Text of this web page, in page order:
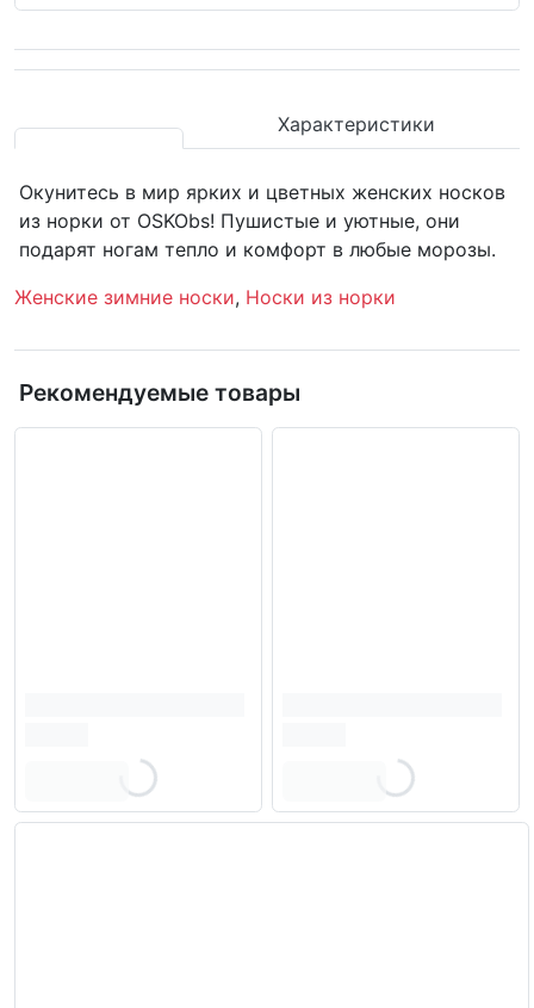
Характеристики
Окунитесь в мир ярких и цветных женских носков
из норки от OSKObs! Пушистые и уютные, они
подарят ногам тепло и комфорт в любые морозы.
Женские зимние носки, Носки из норки
Рекомендуемые товары